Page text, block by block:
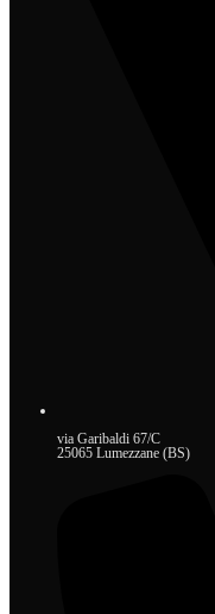
via Garibaldi 67/C
25065 Lumezzane (BS)